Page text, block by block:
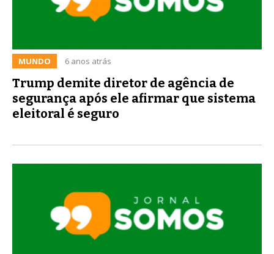
MUNDO 6 anos atrás
Trump demite diretor de agência de
segurança após ele afirmar que sistema
eleitoral é seguro